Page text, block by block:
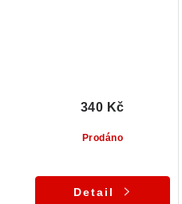
Prodáno
340 Kč
Detail